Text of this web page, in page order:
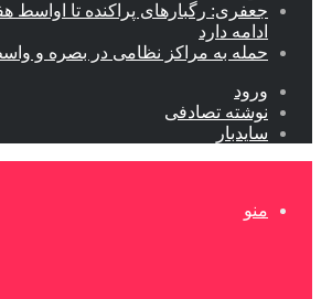
جعفری: رگبارهای پراکنده تا اواسط
ادامه دارد
حمله به مراکز نظامی در بصره و
ورود
نوشته تصادفی
سایدبار
منو